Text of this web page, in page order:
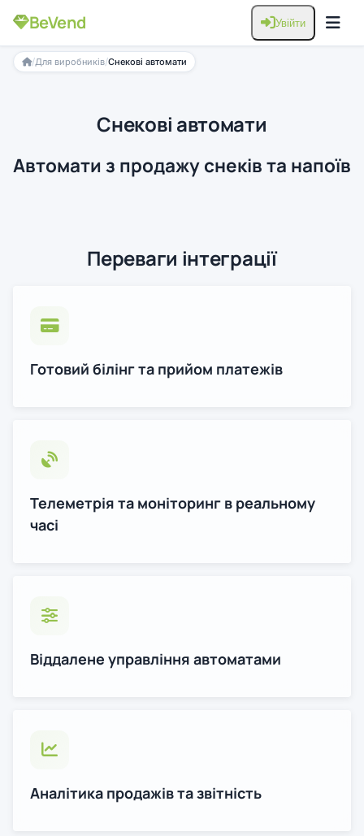
BeVend Увійти
/Для виробників/Снекові автомати
Снекові автомати
Автомати з продажу снеків та напоїв
Переваги інтеграції
Готовий білінг та прийом платежів
Телеметрія та моніторинг в реальному
часі
Віддалене управління автоматами
Аналітика продажів та звітність